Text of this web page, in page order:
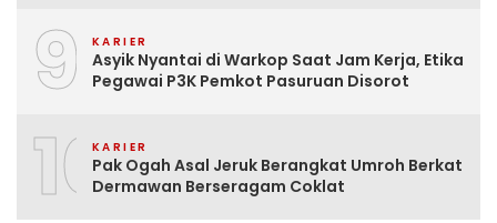
9 KARIER
Asyik Nyantai di Warkop Saat Jam Kerja, Etika
Pegawai P3K Pemkot Pasuruan Disorot
10KARIER
Pak Ogah Asal Jeruk Berangkat Umroh Berkat
Dermawan Berseragam Coklat